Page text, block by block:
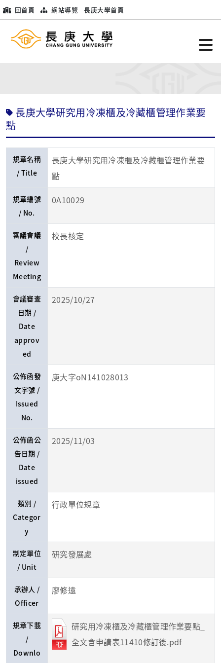
回首頁 網站導覽 長庚大學首頁
長庚大學研究用冷凍櫃及冷藏櫃管理作業要
點
規章名稱
/ Title
長庚大學研究用冷凍櫃及冷藏櫃管理作業要
點
規章編號
/ No.
0A10029
審議會議
/
Review
Meeting
校長核定
會議審查
日期 /
Date
approv
ed
2025/10/27
公佈函發
文字號 /
Issued
No.
庚大字oN141028013
公佈函公
告日期 /
Date
issued
2025/11/03
類別 /
Categor
y
行政單位規章
制定單位
/ Unit
研究發展處
承辦人 /
Officer
廖修遠
規章下載
/
Downlo
研究用冷凍櫃及冷藏櫃管理作業要點_
全文含申請表11410修訂後.pdf